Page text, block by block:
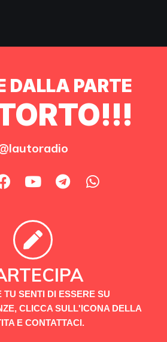
DALLA PARTE
TU SENTI DI ESSERE SU
CLICCA SULL'ICONA DELLA
E CONTATTACI.